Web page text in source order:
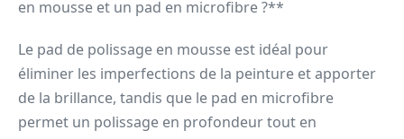
en mousse et un pad en microfibre ?**
Le pad de polissage en mousse est idéal pour
éliminer les imperfections de la peinture et apporter
de la brillance, tandis que le pad en microfibre
permet un polissage en profondeur tout en